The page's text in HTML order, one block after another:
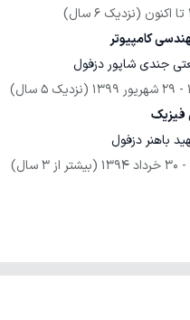
تا اکنون (نزدیک 6 سال)
کامپیوتر
جندی شاپور دزفول
- 29 شهریور 1399
(نزدیک 5 سال)
فیزیک
باهنر دزفول
- 30 خرداد 1394 (بیشتر از 3 سال)